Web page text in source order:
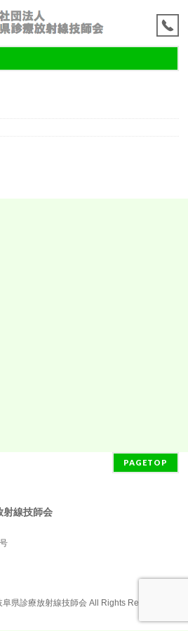
PAGETOP
射線技師会
阜県診療放射線技師会 All Rights Reserved.